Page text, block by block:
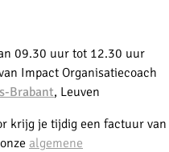
09.30 uur tot 12.30 uur
Impact Organisatiecoach
Brabant, Leuven
krijg je tijdig een factuur van
algemene